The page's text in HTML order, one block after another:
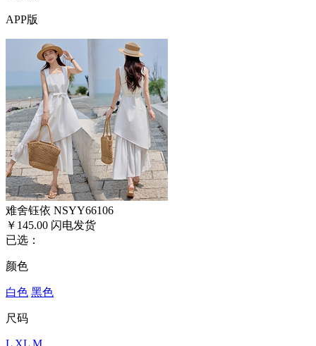
APP版
难舍钰依 NSYY66106
￥145.00 闪电发货
已选：
颜色
白色 黑色
尺码
L XL M